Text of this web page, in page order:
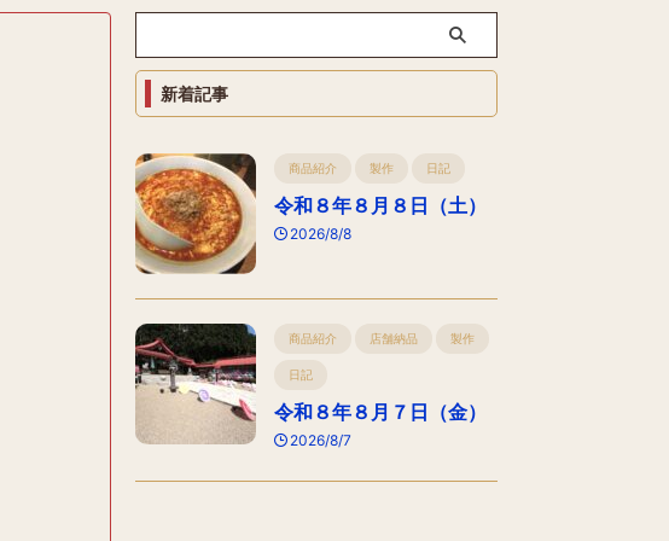
新着記事
商品紹介 製作 日記
令和８年８月８日（土）
2026/8/8
商品紹介 店舗納品 製作
日記
令和８年８月７日（金）
2026/8/7